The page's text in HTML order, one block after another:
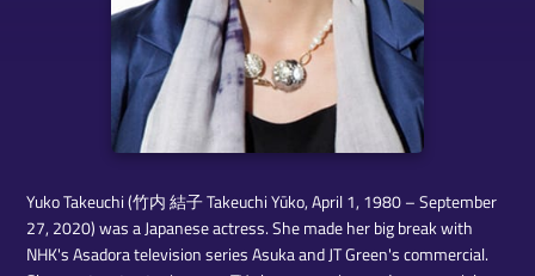
Yuko Takeuchi (竹内 結子 Takeuchi Yūko, April 1, 1980 – September
27, 2020) was a Japanese actress. She made her big break with
NHK's Asadora television series Asuka and JT Green's commercial.